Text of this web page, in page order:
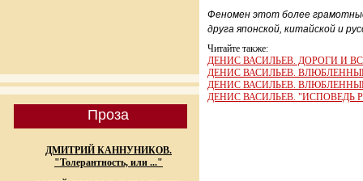
Проза
ДМИТРИЙ КАННУНИКОВ.
"Толерантность, или ..."
Феномен этот более
друга японской, китайской и
Читайте также:
ДЕНИС ВАСИЛЬЕВ. ДОРОГИ И
ДЕНИС ВАСИЛЬЕВ.
ДЕНИС ВАСИЛЬЕВ.
ДЕНИС ВАСИЛЬЕВ. "ИСПОВЕДЬ